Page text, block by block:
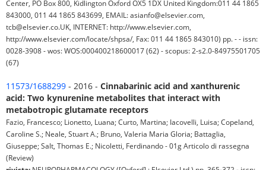
Center, PO Box 800, Kidlington Oxford OX5 1DX United Kingdom:011 44 1865
843000, 011 44 1865 843699, EMAIL: asianfo@elsevier.com,
tcb@elsevier.co.UK, INTERNET: http://www.elsevier.com,
http://www.elsevier.com/locate/shpsa/, Fax: 011 44 1865 843010) pp. - - issn:
0028-3908 - wos: WOS:000400218600017 (62) - scopus: 2-s2.0-84975501705
(67)
11573/1688299 - 2016 - Cinnabarinic acid and xanthurenic
acid: Two kynurenine metabolites that interact with
metabotropic glutamate receptors
Fazio, Francesco; Lionetto, Luana; Curto, Martina; Iacovelli, Luisa; Copeland,
Caroline S.; Neale, Stuart A.; Bruno, Valeria Maria Gloria; Battaglia,
Giuseppe; Salt, Thomas E.; Nicoletti, Ferdinando - 01g Articolo di rassegna
(Review)